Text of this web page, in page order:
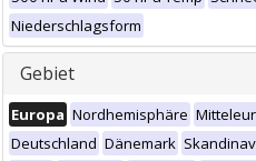
Niederschlagsform
Gebiet
Europa Nordhemisphäre
Deutschland Dänemark